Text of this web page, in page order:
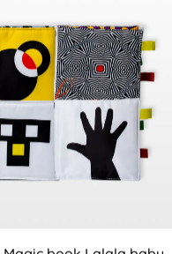
Magic book Lalala baby